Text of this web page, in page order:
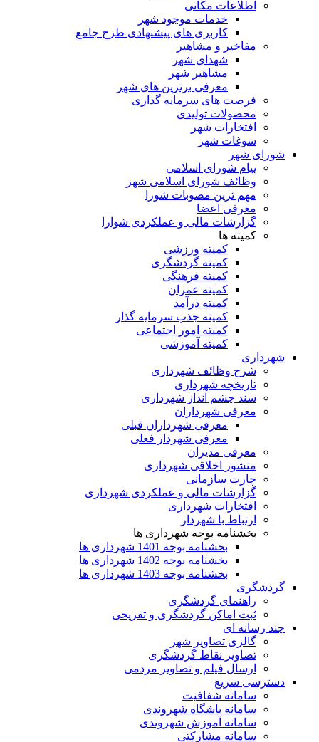
اطلاعات مکانی
خدمات موجود شهر
کاربری های پیشنهادی طرح جامع
مفاخیر و مشاهیر
شهدای شهر
مشاهیر شهر
معرفی برترین های شهر
فرصت های سرمایه گذاری
محصولات تولیدی
افتخارات شهر
سوغات شهر
شورای شهر
پیام شورای اسلامی
وظائف شورای اسلامی شهر
مهم ترین مصوبات شورا
معرفی اعضا
گزارشات مالی و عملکردی شوارا
کمیته ها
کمیته ورزشی
کمیته گردشگری
کمیته فرهنگی
کمیته عمران
کمیته درآمد
کمیته جذب سرمایه گذار
کمیته امور اجتماعی
کمیته آموزشی
شهرداری
شرح وظائف شهرداری
تاریخچه شهرداری
سند چشم انداز شهرداری
معرفی شهرداران
معرفی شهرداران قبلی
معرفی شهردار فعلی
معرفی مدیران
منشور اخلاقی شهرداری
چارت سازمانی
گزارشات مالی و عملکردی شهرداری
افتخارات شهرداری
ارتباط با شهردار
بخشنامه بوجه شهرداری ها
بخشنامه بوجه 1401 شهرداری ها
بخشنامه بوجه 1402 شهرداری ها
بخشنامه بوجه 1403 شهرداری ها
گردشگری
راهنمای گردشگری
ثبت اماکن گردشگری و تفریحی
چند رسانه ای
گالری تصاویر شهر
تصاویر نقاط گردشگری
ارسال فیلم و تصاویر مردمی
دسترسی سریع
سامانه شفافیت
سامانه باشگاه شهروندی
سامانه آموزش شهروندی
سامانه مشارکتی